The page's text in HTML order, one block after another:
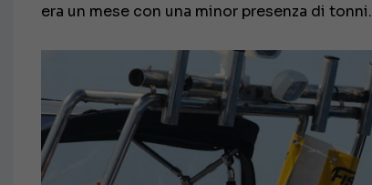
era un mese con una minor presenza di tonni.